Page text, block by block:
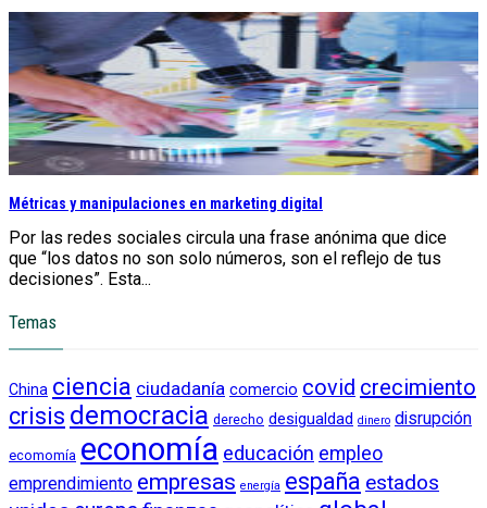
Métricas y manipulaciones en marketing digital
Por las redes sociales circula una frase anónima que dice
que “los datos no son solo números, son el reflejo de tus
decisiones”. Esta...
Temas
China ciencia ciudadanía comercio covid crecimiento
crisis democracia derecho desigualdad dinero disrupción
ecomomía economía educación empleo
emprendimiento empresas energía españa estados